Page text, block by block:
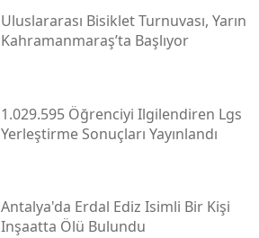
Uluslararası Bisiklet Turnuvası, Yarın
Kahramanmaraş’ta Başlıyor
1.029.595 Öğrenciyi Ilgilendiren Lgs
Yerleştirme Sonuçları Yayınlandı
Antalya'da Erdal Ediz Isimli Bir Kişi
Inşaatta Ölü Bulundu